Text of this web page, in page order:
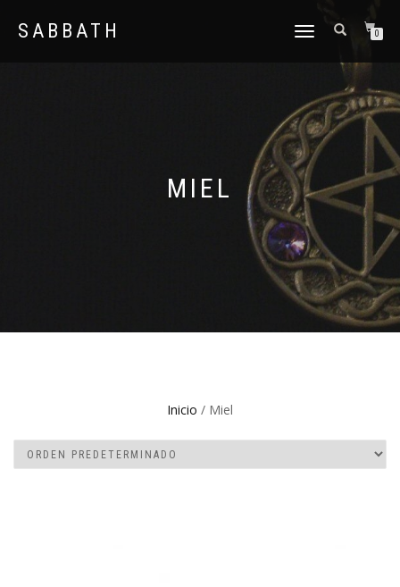
SABBATH
CAMBIAR
0
MIEL
Inicio / Miel